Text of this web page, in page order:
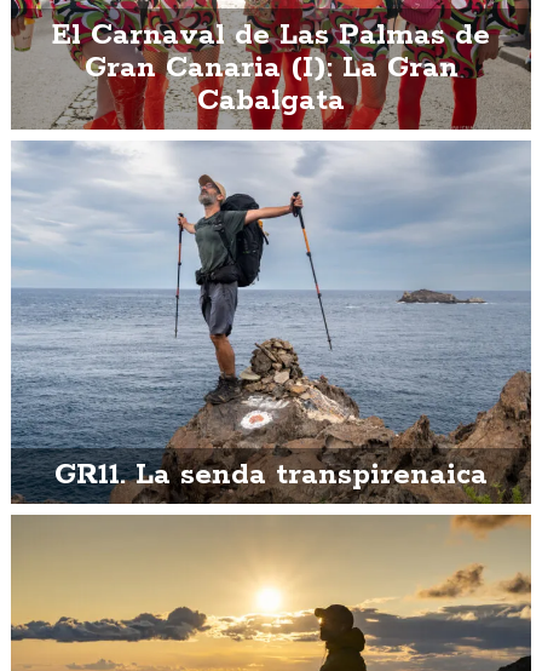
El Carnaval de Las Palmas de
Gran Canaria (I): La Gran
Cabalgata
GR11. La senda transpirenaica